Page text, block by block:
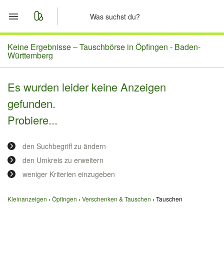
Start
Merkliste
Nachrichten
Anzeige aufgeben
Keine Ergebnisse –Tauschbörse in Öpfingen - Baden-
Württemberg
Es wurden leider keine Anzeigen
gefunden.
Probiere...
den Suchbegriff zu ändern
den Umkreis zu erweitern
weniger Kriterien einzugeben
Kleinanzeigen Öpfingen Verschenken & Tauschen Tauschen